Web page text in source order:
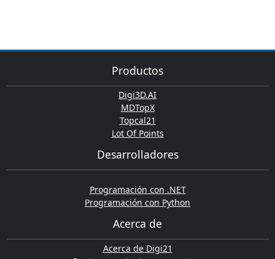
Productos
Digi3D.AI
MDTopX
Topcal21
Lot Of Points
Desarrolladores
Programación con .NET
Programación con Python
Acerca de
Acerca de Digi21